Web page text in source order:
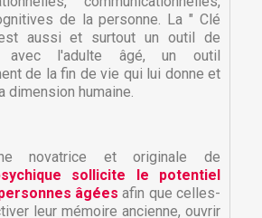
de la personne. La " Clé
aussi et surtout un outil de
avec l'adulte âgé, un outil
de la fin de vie qui lui donne et
dimension humaine.
novatrice et originale de
sollicite le potentiel
âgées afin que celles-
leur mémoire ancienne, ouvrir